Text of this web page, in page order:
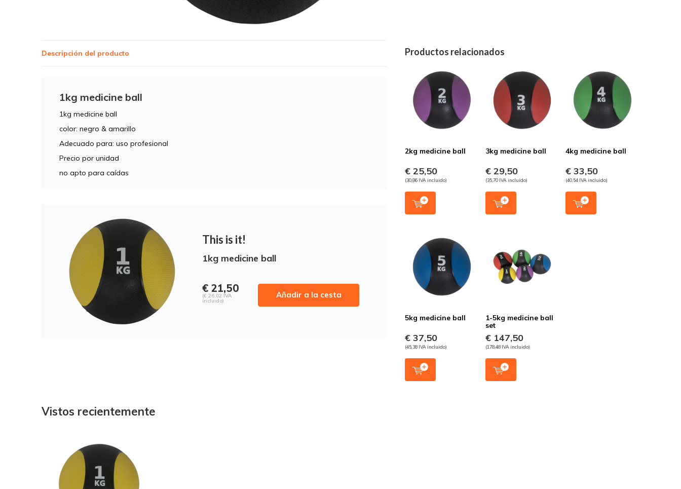
Descripción del producto
1kg medicine ball
1kg medicine ball
color: negro & amarillo
Adecuado para: uso profesional
Precio por unidad
no apto para caídas
This is it!
1kg medicine ball
€ 21,50
(€ 26,02 IVA
incluido)
Añadir a la cesta
Productos relacionados
2kg medicine ball
€ 25,50
(30,86 IVA incluido)
3kg medicine ball
€ 29,50
(35,70 IVA incluido)
4kg medicine ball
€ 33,50
(40,54 IVA incluido)
5kg medicine ball
€ 37,50
(45,38 IVA incluido)
1-5kg medicine ball
set
€ 147,50
(178,48 IVA incluido)
Vistos recientemente